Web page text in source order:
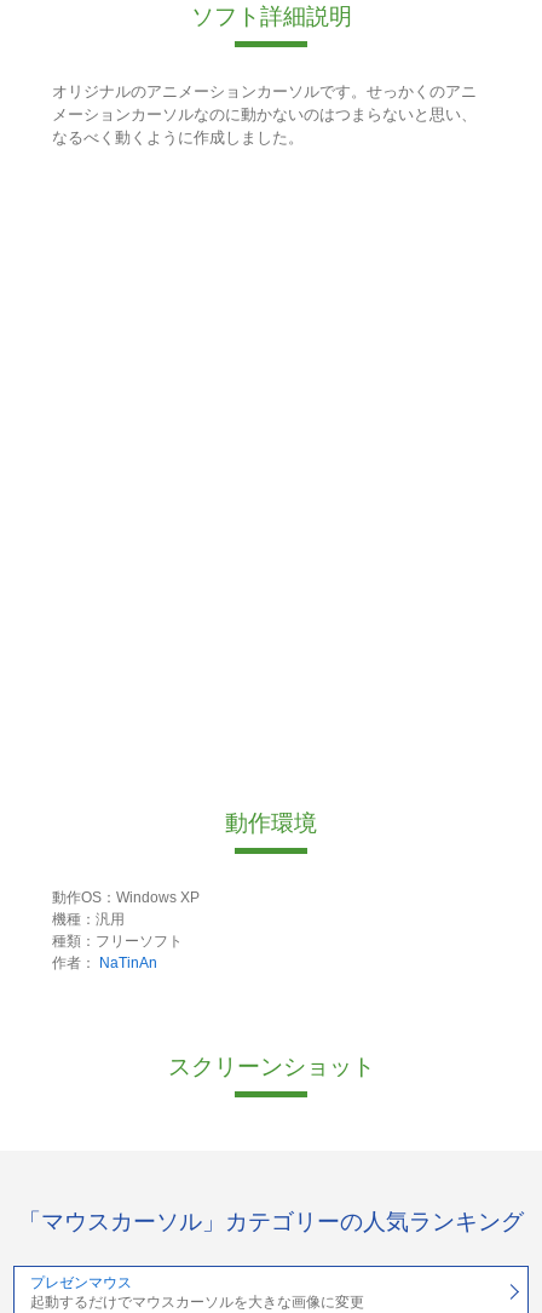
ソフト詳細説明
オリジナルのアニメーションカーソルです。せっかくのアニ
メーションカーソルなのに動かないのはつまらないと思い、
なるべく動くように作成しました。
動作環境
動作OS：Windows XP
機種：汎用
種類：フリーソフト
作者：
NaTinAn
スクリーンショット
「マウスカーソル」カテゴリーの人気ランキング
プレゼンマウス
起動するだけでマウスカーソルを大きな画像に変更